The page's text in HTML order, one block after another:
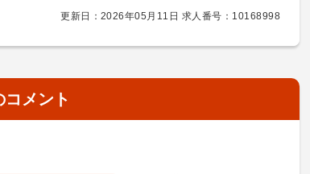
更新日：2026年05月11日 求人番号：10168998
コメント